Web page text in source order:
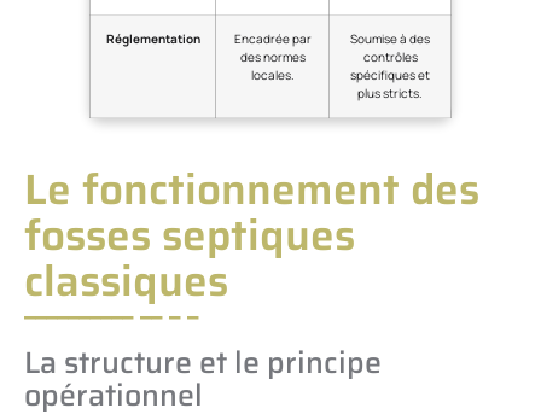
Réglementation
Encadrée par
des normes
locales.
Soumise à des
contrôles
spécifiques et
plus stricts.
Le fonctionnement des
fosses septiques
classiques
La structure et le principe
opérationnel